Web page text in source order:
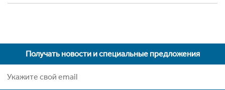
Получать новости и специальные предложения